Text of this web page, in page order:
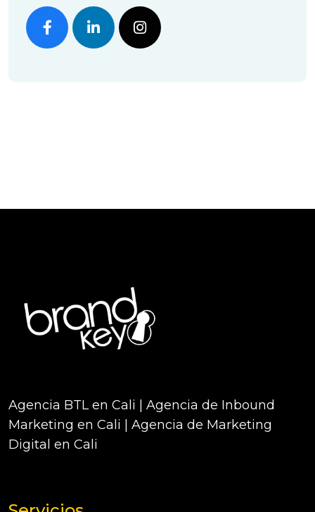
Agencia BTL en Cali | Agencia de Inbound
Marketing en Cali | Agencia de Marketing
Digital en Cali